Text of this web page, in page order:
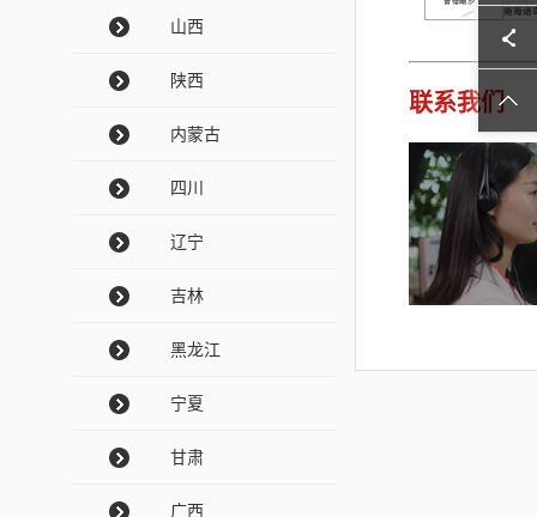
山西
陕西
内蒙古
四川
辽宁
吉林
黑龙江
宁夏
甘肃
广西
联系我们